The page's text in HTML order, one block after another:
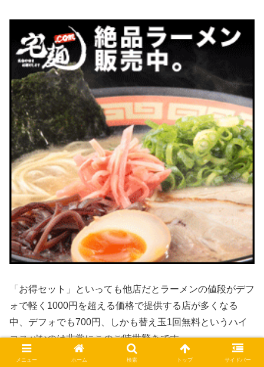
「お得セット」といっても他店だとラーメンの値段がデフ
ォで軽く1000円を超える価格で提供する店が多くなる
中、デフォでも700円、しかも替え玉1回無料というハイ
コスパなのは非常にこのご時世驚きです。
メニュー ホーム 検索 トップ サイドバー